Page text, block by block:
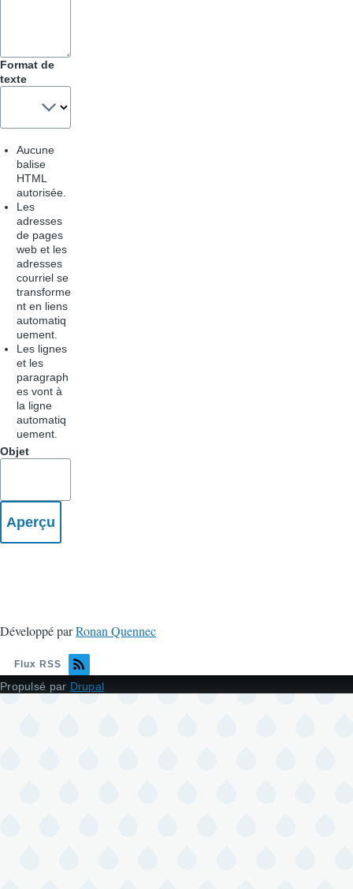
Format de
texte
Aucune
balise
HTML
autorisée.
Les
adresses
de pages
web et les
adresses
courriel se
transforme
nt en liens
automatiq
uement.
Les lignes
et les
paragraph
es vont à
la ligne
automatiq
uement.
Objet
Développé parRonan Quennec
Flux RSS
Propulsé par Drupal